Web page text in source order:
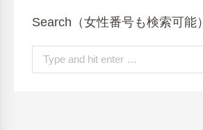
Search（女性番号も検索可能）
Search: